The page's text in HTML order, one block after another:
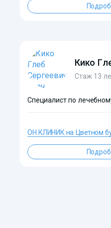
Кико
Стаж 13
Специалист по
ОН КЛИНИК на Цветном